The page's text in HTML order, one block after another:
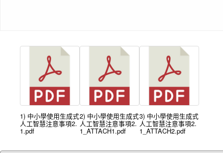
1) 中小學使用生成式
人工智慧注意事項2.
1.pdf
2) 中小學使用生成式
人工智慧注意事項2.
1_ATTACH1.pdf
3) 中小學使用生成式
人工智慧注意事項2.
1_ATTACH2.pdf